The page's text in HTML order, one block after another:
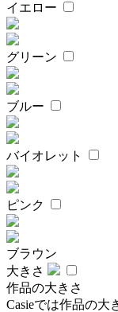
イエロー
グリーン
ブルー
バイオレット
ピンク
ブラウン
大きさ
作品の大きさ
Casieでは作品の大